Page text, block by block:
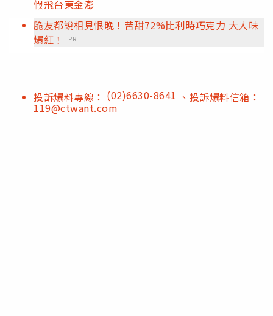
假飛台東金澎
脆友都說相見恨晚！苦甜72%比利時巧克力 大人味
爆紅！
PR
投訴爆料專線： (02)6630-8641 、投訴爆料信箱：
119@ctwant.com